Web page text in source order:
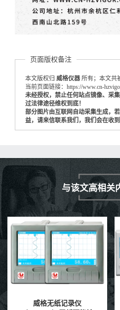
页面版权备注
本文版权归 威格仪器 所有；本文共
当前页面链接：https://www.cn-
未经授权，禁止任何站点镜像、采
过法律途径维权到底！
部分图片由互联网自动采集生成，
益，请来信联系我们，我们会在收
与该文高相关
威格多路温度测量仪 温升